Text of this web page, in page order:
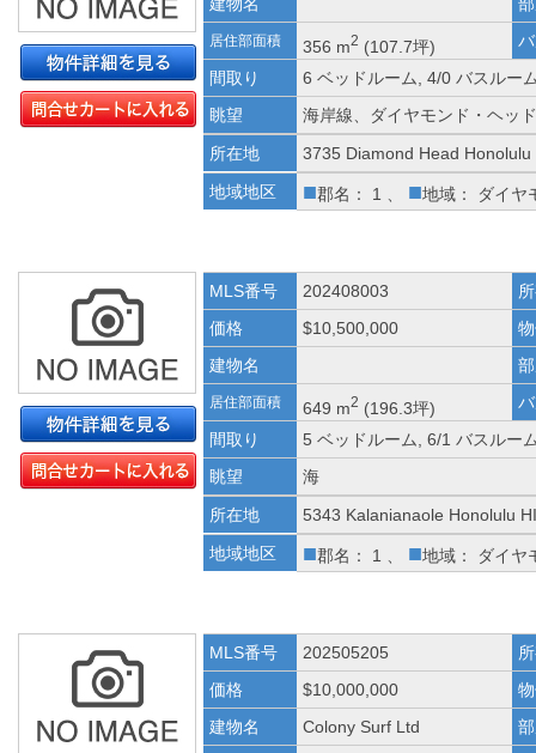
居住部面積 356 m2 (107.7坪)
間取り
6 ベッドルーム, 4/0 バスルー
眺望
海岸線、ダイヤモンド・ヘッ
所在地
3735 Diamond Head Honolulu
地域地区
■郡名： 1 、 ■地域： ダイヤ
MLS番号 202408003
価格
$10,500,000
建物名
居住部面積 649 m2 (196.3坪)
間取り
5 ベッドルーム, 6/1 バスルー
眺望
海
所在地
5343 Kalanianaole Honolulu
地域地区
■郡名： 1 、 ■地域： ダイヤ
MLS番号 202505205
価格
$10,000,000
建物名
Colony Surf Ltd